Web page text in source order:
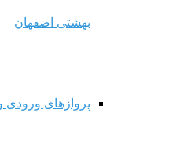
بهشتی اصفهان
پروازهای ورودی